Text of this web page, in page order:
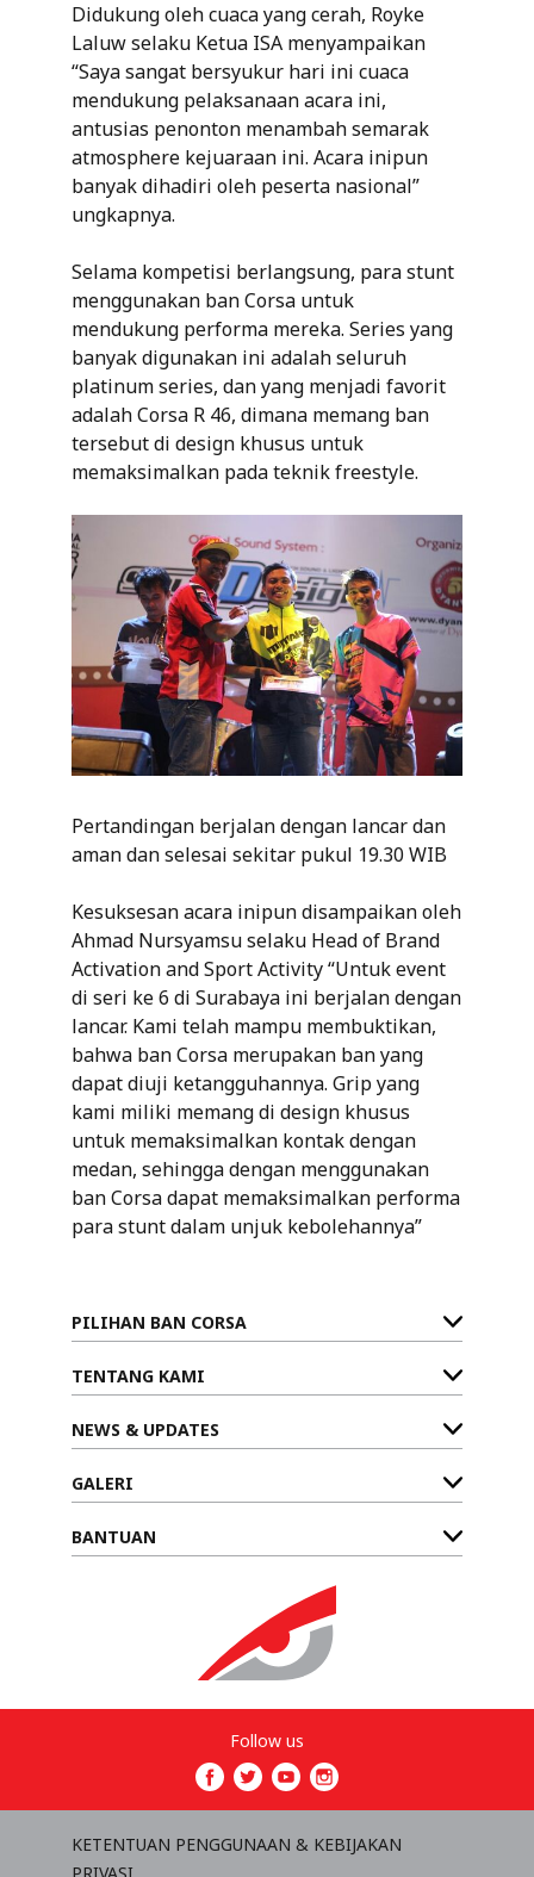
Didukung oleh cuaca yang cerah, Royke
Laluw selaku Ketua ISA menyampaikan
“Saya sangat bersyukur hari ini cuaca
mendukung pelaksanaan acara ini,
antusias penonton menambah semarak
atmosphere kejuaraan ini. Acara inipun
banyak dihadiri oleh peserta nasional”
ungkapnya.
Selama kompetisi berlangsung, para stunt
menggunakan ban Corsa untuk
mendukung performa mereka. Series yang
banyak digunakan ini adalah seluruh
platinum series, dan yang menjadi favorit
adalah Corsa R 46, dimana memang ban
tersebut di design khusus untuk
memaksimalkan pada teknik freestyle.
Pertandingan berjalan dengan lancar dan
aman dan selesai sekitar pukul 19.30 WIB
Kesuksesan acara inipun disampaikan oleh
Ahmad Nursyamsu selaku Head of Brand
Activation and Sport Activity “Untuk event
di seri ke 6 di Surabaya ini berjalan dengan
lancar. Kami telah mampu membuktikan,
bahwa ban Corsa merupakan ban yang
dapat diuji ketangguhannya. Grip yang
kami miliki memang di design khusus
untuk memaksimalkan kontak dengan
medan, sehingga dengan menggunakan
ban Corsa dapat memaksimalkan performa
para stunt dalam unjuk kebolehannya”
PILIHAN BAN CORSA
TENTANG KAMI
NEWS & UPDATES
GALERI
BANTUAN
Follow us
KETENTUAN PENGGUNAAN & KEBIJAKAN